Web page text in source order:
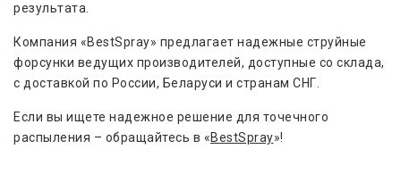
результата.
Компания «BestSpray» предлагает надежные струйные
форсунки ведущих производителей, доступные со склада,
с доставкой по России, Беларуси и странам СНГ.
Если вы ищете надежное решение для точечного
распыления – обращайтесь в «BestSpray»!